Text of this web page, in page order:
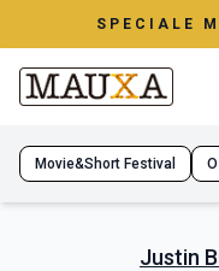
SPECIALE
Movie&Short Festival
Justin